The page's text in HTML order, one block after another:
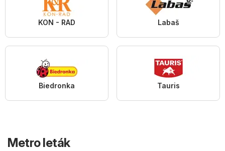
KON - RAD Labaš
Biedronka Tauris
Metro leták